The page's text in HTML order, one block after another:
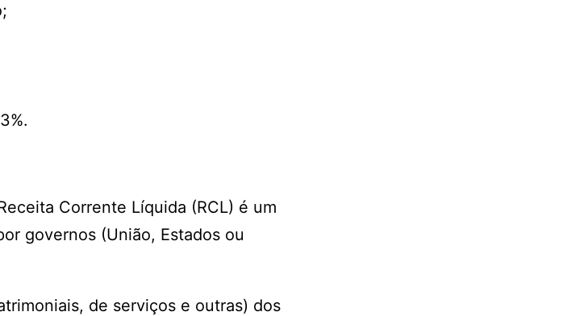
Corrente Líquida (RCL) é um
governos (União, Estados ou
de serviços e outras) dos